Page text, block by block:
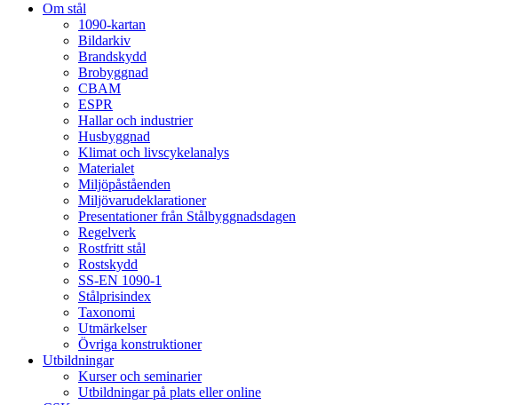
Om stål
1090-kartan
Bildarkiv
Brandskydd
Brobyggnad
CBAM
ESPR
Hallar och industrier
Husbyggnad
Klimat och livscykelanalys
Materialet
Miljöpåståenden
Miljövarudeklarationer
Presentationer från Stålbyggnadsdagen
Regelverk
Rostfritt stål
Rostskydd
SS-EN 1090-1
Stålprisindex
Taxonomi
Utmärkelser
Övriga konstruktioner
Utbildningar
Kurser och seminarier
Utbildningar på plats eller online